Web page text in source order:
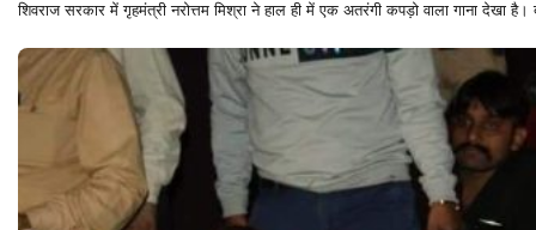
शिवराज सरकार में गृहमंत्री नरोत्तम मिश्रा ने हाल ही में एक अतरंगी कपड़ो वाला गाना देखा